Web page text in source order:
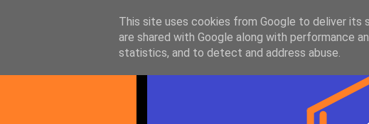
This site uses cookies from Google to deliver its
are shared with Google along with performance
statistics, and to detect and address abuse.